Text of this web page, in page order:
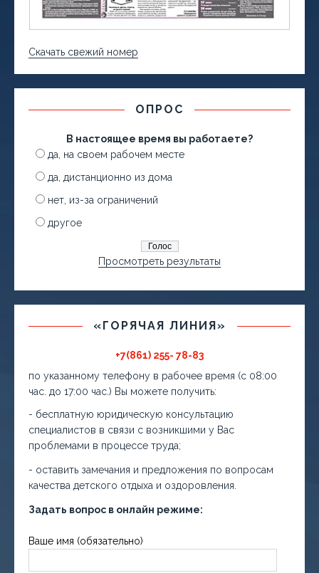
Скачать свежий номер
ОПРОС
В настоящее время вы работаете?
да, на своем рабочем месте
да, дистанционно из дома
нет, из-за ограничений
другое
Просмотреть результаты
«ГОРЯЧАЯ ЛИНИЯ»
+7(861) 255- 78-83
по указанному телефону в рабочее время (с 08:00
час. до 17:00 час.) Вы можете получить:
- бесплатную юридическую консультацию
специалистов в связи с возникшими у Вас
проблемами в процессе труда;
- оставить замечания и предложения по вопросам
качества детского отдыха и оздоровления.
Задать вопрос в онлайн режиме:
Ваше имя (обязательно)